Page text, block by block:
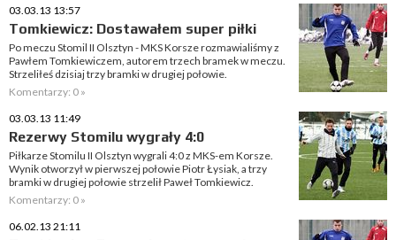
03.03.13 13:57
Tomkiewicz: Dostawałem super piłki
Po meczu Stomil II Olsztyn - MKS Korsze rozmawialiśmy z
Pawłem Tomkiewiczem, autorem trzech bramek w meczu.
Strzeliłeś dzisiaj trzy bramki w drugiej połowie.
Komentarzy: 0 »
03.03.13 11:49
Rezerwy Stomilu wygrały 4:0
Piłkarze Stomilu II Olsztyn wygrali 4:0 z MKS-em Korsze.
Wynik otworzył w pierwszej połowie Piotr Łysiak, a trzy
bramki w drugiej połowie strzelił Paweł Tomkiewicz.
Komentarzy: 0 »
06.02.13 21:11